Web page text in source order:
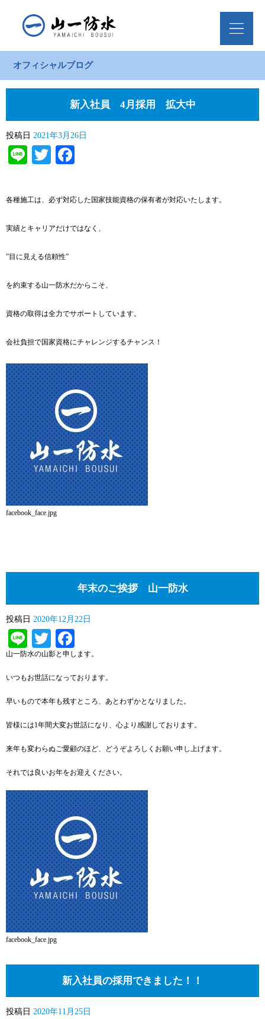
オフィシャルブログ
新入社員 4月採用 拡大中
投稿日 2021年3月26日
LineTwitter
各種施工は、必ず対応した国家技能資格の保有者が対応いたします。
実績とキャリアだけではなく、
”目に見える信頼性”
を約束する山一防水だからこそ、
資格の取得は全力でサポートしています。
会社負担で国家資格にチャレンジするチャンス！
facebook_face.jpg
年末のご挨拶 山一防水
投稿日 2020年12月22日
LineTwitter
山一防水の山影と申します。
いつもお世話になっております。
早いもので本年も残すところ、あとわずかとなりました。
皆様には1年間大変お世話になり、心より感謝しております。
来年も変わらぬご愛顧のほど、どうぞよろしくお願い申し上げます。
それでは良いお年をお迎えください。
facebook_face.jpg
新入社員の採用できました！！
投稿日 2020年11月25日